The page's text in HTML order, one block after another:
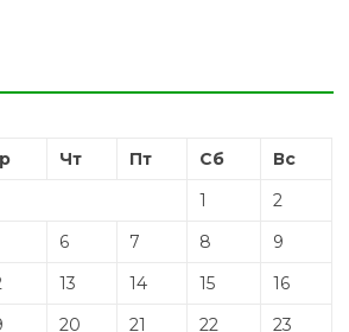
Чт Пт Сб
Вс
1
2
6 7 8
9
13 14 15
16
20 21 22
23